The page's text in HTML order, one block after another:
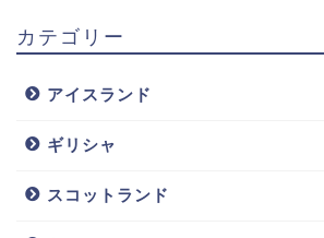
カテゴリー
アイスランド
ギリシャ
スコットランド